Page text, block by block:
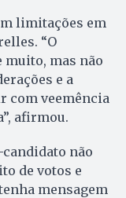
limitações em
“O
muito, mas não
e a
com veemência
afirmou.
não
de votos e
mensagem